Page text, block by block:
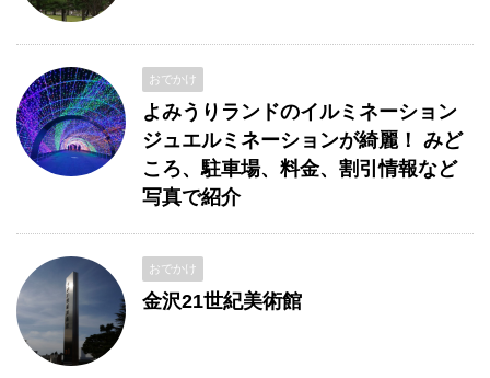
おでかけ
よみうりランドのイルミネーション
ジュエルミネーションが綺麗！ みど
ころ、駐車場、料金、割引情報など
写真で紹介
おでかけ
金沢21世紀美術館